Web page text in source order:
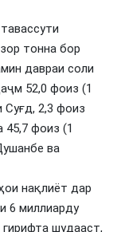
тонна бор
давраи соли
52,0 фоиз (1
Суғд, 2,3 фоиз
45,7 фоиз (1
ва
нақлиёт дар
6 миллиарду
шудааст,